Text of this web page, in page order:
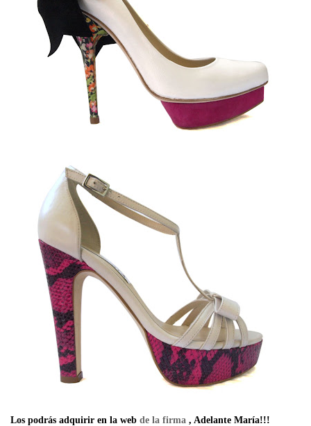
Los podrás adquirir en la web de la firma , Adelante María!!!